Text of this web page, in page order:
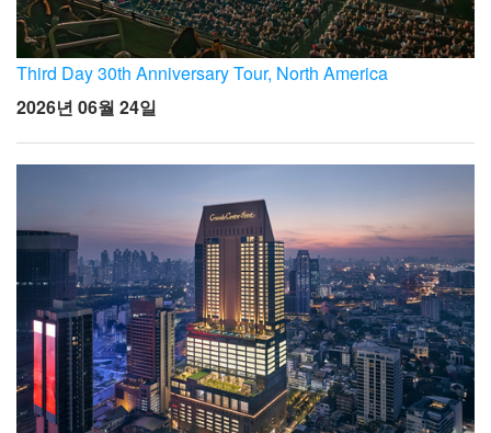
Third Day 30th Anniversary Tour, North America
2026년 06월 24일